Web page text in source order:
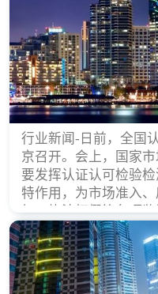
行业新闻-日前，全国
京召开。会上，国家
要发挥认证认可检验
特作用，为市场准入
权、执法打假等各项
据。